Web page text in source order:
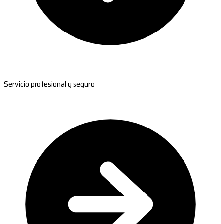
Servicio profesional y seguro